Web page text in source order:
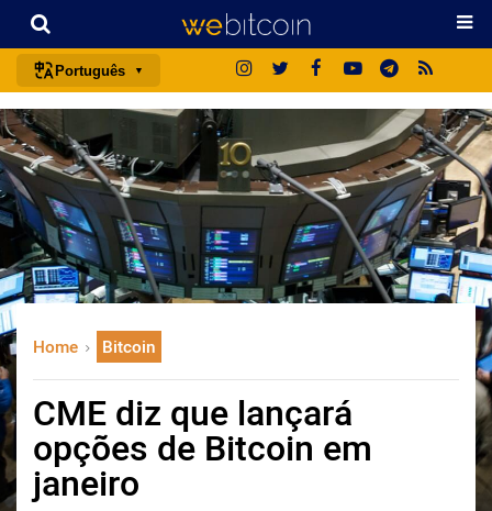
Português
português (BR)
english
español
français
italiano
deutsch
中文
한국어
العربية
ไทย
Home Bitcoin
CME diz que lançará
opções de Bitcoin em
janeiro